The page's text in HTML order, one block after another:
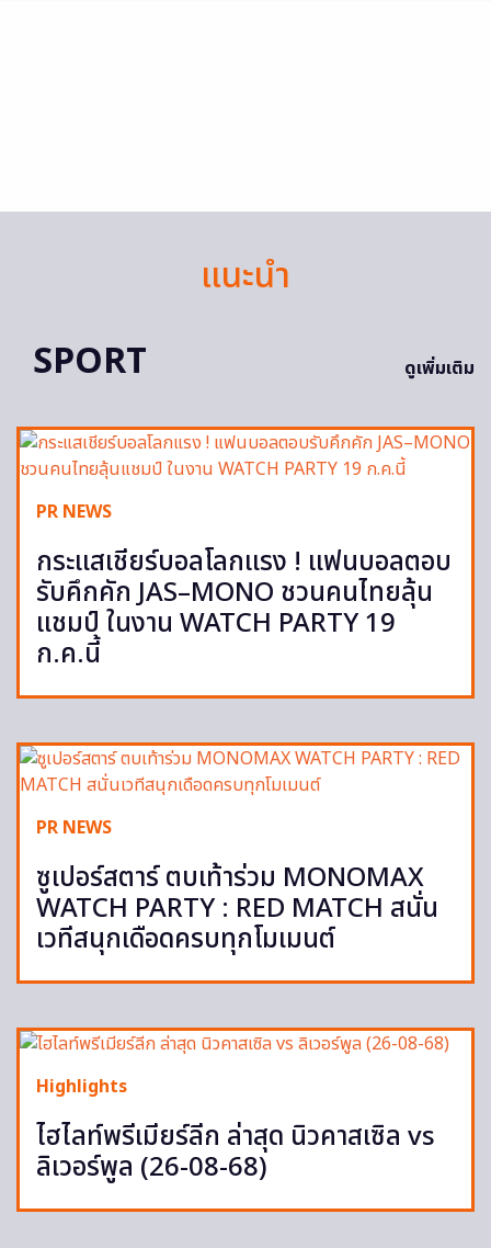
แนะนำ
SPORT
ดูเพิ่มเติม
PR NEWS
กระแสเชียร์บอลโลกแรง ! แฟนบอลตอบ
รับคึกคัก JAS–MONO ชวนคนไทยลุ้น
แชมป์ ในงาน WATCH PARTY 19
ก.ค.นี้
PR NEWS
ซูเปอร์สตาร์ ตบเท้าร่วม MONOMAX
WATCH PARTY : RED MATCH สนั่น
เวทีสนุกเดือดครบทุกโมเมนต์
Highlights
ไฮไลท์พรีเมียร์ลีก ล่าสุด นิวคาสเซิล vs
ลิเวอร์พูล (26-08-68)